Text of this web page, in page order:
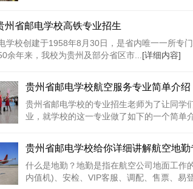
州省邮电学校高铁专业招生
学校创建于1958年8月30日，是省内唯一一所专
余年来，我校为贵州及部分省区市... [详细内容]
贵州省邮电学校航空服务专业简单介绍
贵州省邮电学校的专业招生老师为了让同学
业，就学校的这一专业做了如下的一个简单
贵州省邮电学校给你详细讲解航空地勤
什么是地勤？地勤是指在航空公司地面工作
内值机)、安检、VIP客服、调配、售票、易